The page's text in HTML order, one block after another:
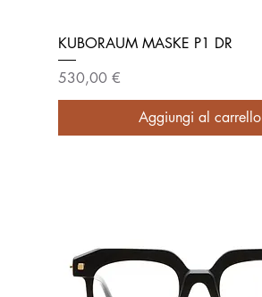
KUBORAUM MASKE P1 DR
Prezzo
530,00 €
Aggiungi al carrello